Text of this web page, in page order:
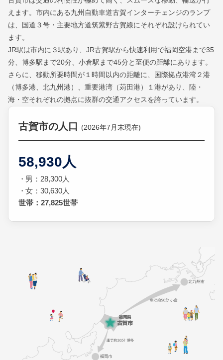
えます。市内にある九州自動車道古賀インターチェンジのランプ
は、国道３号・主要地方道筑紫野古賀線にそれぞれ設けられてい
ます。
JR駅は市内に３駅あり、JR古賀駅から快速利用で福岡空港まで35
分、博多駅まで20分、小倉駅まで45分と至便の距離にあります。
さらに、移動所要時間が１時間以内の距離に、国際拠点港湾２港
（博多港、北九州港）、重要港湾（苅田港）１港があり、陸・
海・空それぞれの拠点に抜群の交通アクセスを誇っています。
古賀市の人口 (2026年7月末現在)
58,930人
男：28,300人
女：30,630人
世帯：27,825世帯